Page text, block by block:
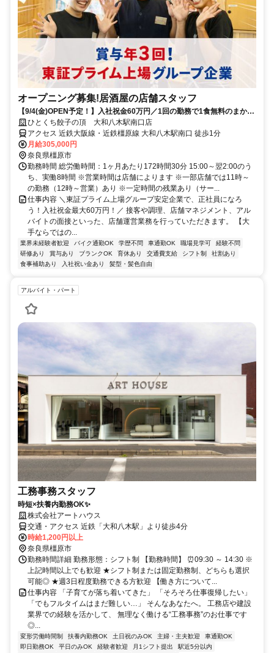
オープニング募集!居酒屋の店舗スタッフ
【9/4(金)OPEN予定！】入社祝金60万円／1回の勤務で1食無料のまかな
いあり！／働きやすい環境づくりに力を入れています◎
ひとくち餃子の頂 大和八木駅南口店
アクセス 近鉄大阪線・近鉄橿原線 大和八木駅南口 徒歩1分
月給305,000円
奈良県橿原市
勤務時間 総労働時間：1ヶ月あたり172時間30分 15:00～翌2:00のう
ち、実働8時間 ※営業時間は店舗によります ※一部店舗では11時～
の勤務（12時～営業）あり ※一定時間の残業あり（サー...
仕事内容 ＼東証プライム上場グループ安定企業で、正社員になろ
う！入社祝金最大60万円！／ 接客や調理、店舗マネジメント、アル
バイトの面接といった、店舗運営業務を行っていただきます。 【大
手ならではの...
業界未経験者歓迎 バイク通勤OK 学歴不問 車通勤OK 職場見学可
経験不問
研修あり
賞与あり ブランクOK 育休あり 交通費支給 シフト制
社割あり
食事補助あり
入社祝い金あり 髪型・髪色自由
アルバイト・パート
工務事務スタッフ
時短×扶養内勤務OK✨
株式会社アートハウス
交通・アクセス 近鉄「大和八木駅」より徒歩4分
時給1,200円以上
奈良県橿原市
勤務時間詳細 勤務形態：シフト制 【勤務時間】 ⏰09:30 ～ 14:30 ※
上記時間以上でも歓迎 ★シフト制または固定勤務制、どちらも選択
可能◎ ★週3日程度勤務できる方歓迎 【働き方について...
仕事内容 「子育てが落ち着いてきた」 「そろそろ仕事復帰したい」
「でもフルタイムはまだ難しい…」 そんなあなたへ。 工務店や建設
業界での経験を活かして、 無理なく働ける“工務事務”のお仕事です
◎...
変形労働時間制 扶養内勤務OK 土日祝のみOK 主婦・主夫歓迎
車通勤OK
即日勤務OK
平日のみOK 経験者歓迎 月1シフト提出
駅近5分以内